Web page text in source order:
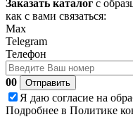
Заказать каталог с
как с вами связаться:
Max
Telegram
Телефон
00
Отправить
Я даю согласие на
Подробнее в Политике